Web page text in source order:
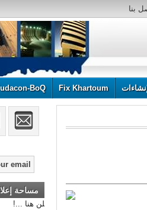
بنا
Fix Khartoum
BoQ
مساحة
أعلن هنا ... أعلن هنا ... أعلن هنا